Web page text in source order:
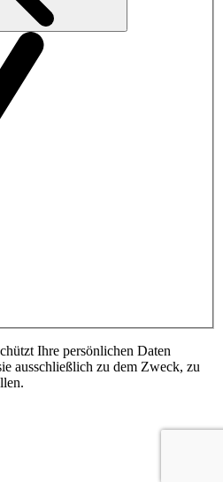
Ihre persönlichen Daten
ausschließlich zu dem Zweck, zu